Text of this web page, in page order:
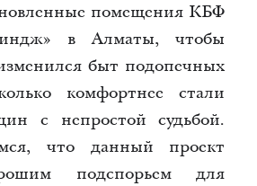
помещения КБФ
в Алматы, чтобы
быт подопечных
комфортнее стали
с непростой судьбой.
что данный проект
подспорьем для